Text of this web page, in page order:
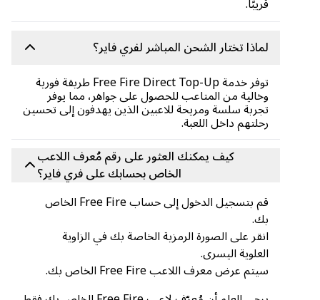
لماذا تختار الشحن المباشر لفري فاير؟
توفر خدمة Free Fire Direct Top-Up طريقة فورية
وخالية من المتاعب للحصول على جواهر، مما يوفر
تجربة سلسة ومريحة للاعبين الذين يهدفون إلى تحسين
رحلتهم داخل اللعبة.
كيف يمكنك العثور على رقم مُعرف اللاعب
الخاص بحسابك على فري فاير؟
قم بتسجيل الدخول إلى حساب Free Fire الخاص
انقر على الصورة الرمزية الخاصة بك في الزاوية
العلوية اليسرى.
سيتم عرض معرف اللاعب Free Fire الخاص بك.